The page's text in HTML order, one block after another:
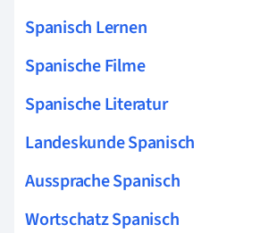
Spanisch Lernen
Spanische Filme
Spanische Literatur
Landeskunde Spanisch
Aussprache Spanisch
Wortschatz Spanisch